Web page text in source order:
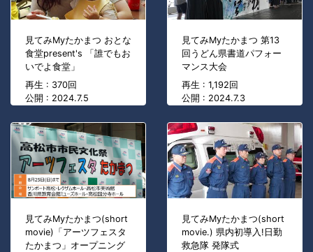
見てみMyたかまつ おとな
食堂present's 「誰でもお
いでよ食堂」
再生 : 370回
公開 : 2024.7.5
見てみMyたかまつ 第13
回うどん県書道パフォー
マンス大会
再生 : 1,192回
公開 : 2024.7.3
見てみMyたかまつ(short
movie)「アーツフェスタ
たかまつ」オープニング
見てみMyたかまつ(short
movie.) 県内初導入!日勤
救急隊 発隊式